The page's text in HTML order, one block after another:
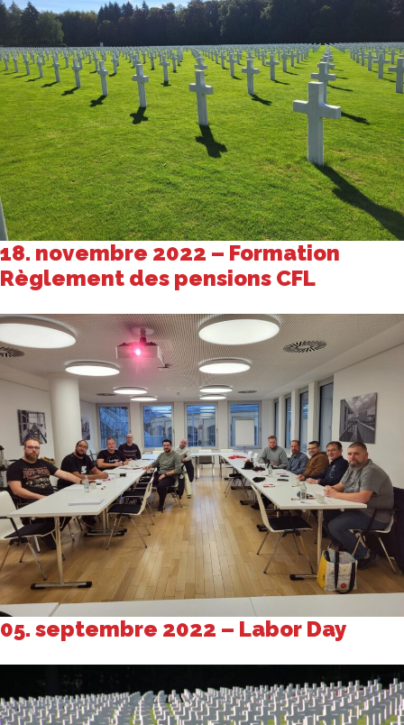
18. novembre 2022 – Formation
Règlement des pensions CFL
05. septembre 2022 – Labor Day